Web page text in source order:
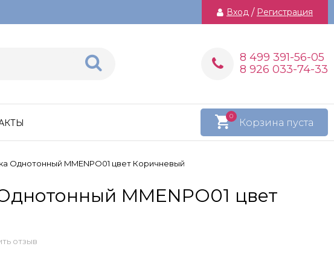
Вход / Регистрация
8 499 391-56-05
8 926 033-74-33
Корзина пуста
0
Однотонный MMENPO01 цвет Коричневый
MMENPO01 цвет
отзыв